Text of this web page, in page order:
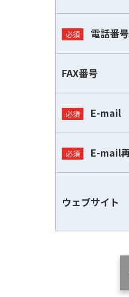
電話番号
FAX番号
E-mail
E-mail
ウェブサイト